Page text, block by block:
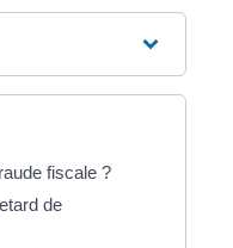
fiscale ?
de